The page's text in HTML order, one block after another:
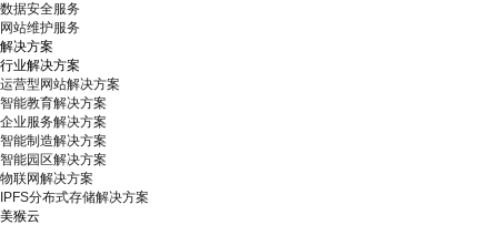
数据安全服务
网站维护服务
解决方案
行业解决方案
运营型网站解决方案
智能教育解决方案
企业服务解决方案
智能制造解决方案
智能园区解决方案
物联网解决方案
IPFS分布式存储解决方案
美猴云